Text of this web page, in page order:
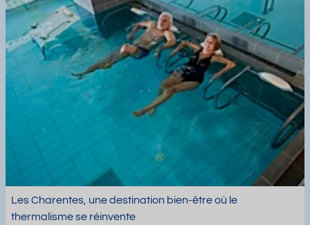
Les Charentes, une destination bien-être où le
thermalisme se réinvente